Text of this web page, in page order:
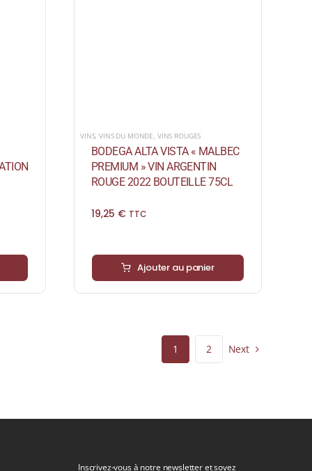
VINS,VINS DU MONDE VINS ROUGES
BODEGA ALTA VISTA « MALBEC
PREMIUM » VIN ARGENTIN
ROUGE 2022 BOUTEILLE 75CL
19,25 € TTC
Ajouter au panier
1 2 Next
Inscrivez-vous à notre newsletter et soyez